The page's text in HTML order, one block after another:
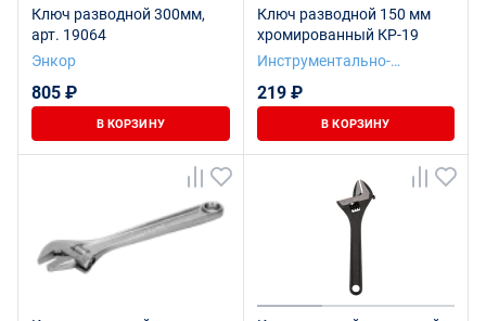
Ключ разводной 300мм,
арт. 19064
Энкор
805 ₽
В КОРЗИНУ
Ключ разводной 150 мм
хромированный КР-19
Инструментально-
219 ₽
В КОРЗИНУ